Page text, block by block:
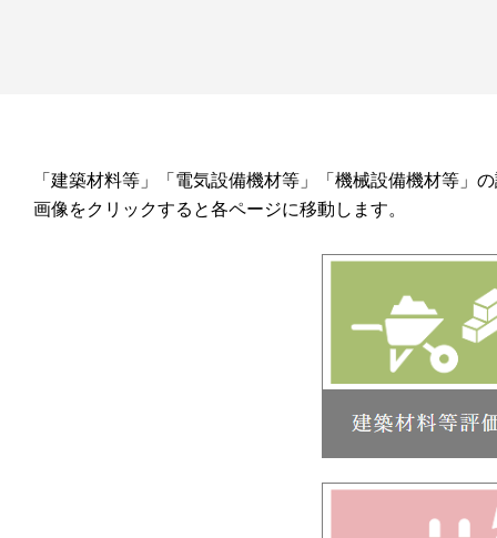
「建築材料等」「電気設備機材等」「機械設備機材等」
画像をクリックすると各ページに移動します。